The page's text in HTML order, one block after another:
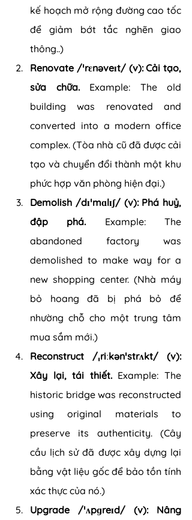
kế hoạch mở rộng đường cao tốc
để giảm bớt tắc nghẽn giao
thông..)
Renovate /ˈrɛnəveɪt/ (v): Cải tạo,
sửa chữa. Example: The old
building was renovated and
converted into a modern office
complex. (Tòa nhà cũ đã được cải
tạo và chuyển đổi thành một khu
phức hợp văn phòng hiện đại.)
Demolish /dɪˈmɑlɪʃ/ (v): Phá huỷ,
đập phá. Example: The
abandoned factory was
demolished to make way for a
new shopping center. (Nhà máy
bỏ hoang đã bị phá bỏ để
nhường chỗ cho một trung tâm
mua sắm mới.)
Reconstruct /ˌriːkənˈstrʌkt/ (v):
Xây lại, tái thiết. Example: The
historic bridge was reconstructed
using original materials to
preserve its authenticity. (Cây
cầu lịch sử đã được xây dựng lại
bằng vật liệu gốc để bảo tồn tính
xác thực của nó.)
Upgrade /ˈʌpɡreɪd/ (v): Nâng